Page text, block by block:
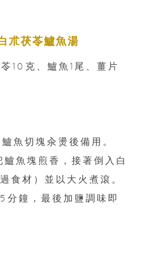
朮茯苓鱸魚湯
10克、鱸魚1尾、薑片
魚切塊汆燙後備用。
魚塊煎香，接著倒入白
食材）並以大火煮滾。
分鐘，最後加鹽調味即